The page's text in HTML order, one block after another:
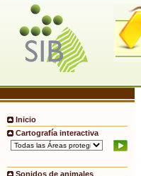
Inicio
Cartografía interactiva
Sonidos de animales